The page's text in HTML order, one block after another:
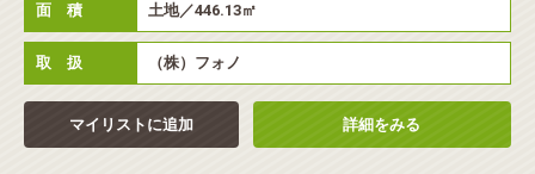
面 積 土地／446.13㎡
取 扱 （株）フォノ
マイリストに追加 詳細をみる